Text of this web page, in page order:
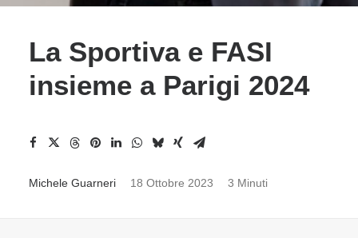
La Sportiva e FASI
insieme a Parigi 2024
Michele Guarneri 18 Ottobre 2023 3 Minuti